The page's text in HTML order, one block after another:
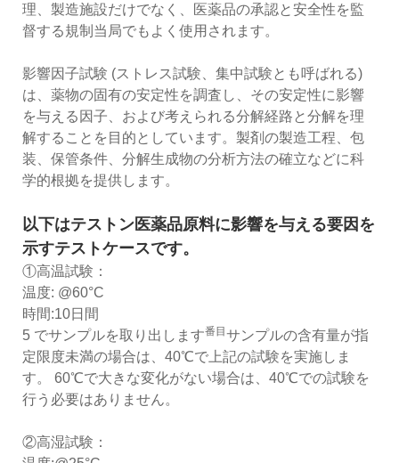
理、製造施設だけでなく、医薬品の承認と安全性を監
督する規制当局でもよく使用されます。
影響因子試験 (ストレス試験、集中試験とも呼ばれる)
は、薬物の固有の安定性を調査し、その安定性に影響
を与える因子、および考えられる分解経路と分解を理
解することを目的としています。製剤の製造工程、包
装、保管条件、分解生成物の分析方法の確立などに科
学的根拠を提供します。
以下はテストン医薬品原料に影響を与える要因を
示すテストケースです。
①高温試験：
温度: @60°C
時間:10日間
5 でサンプルを取り出します番目サンプルの含有量が指
定限度未満の場合は、40℃で上記の試験を実施しま
す。 60℃で大きな変化がない場合は、40℃での試験を
行う必要はありません。
②高湿試験：